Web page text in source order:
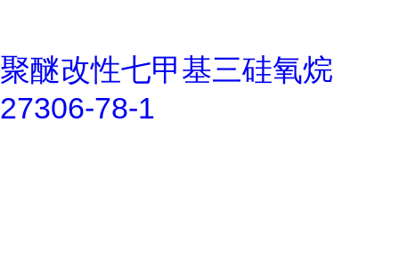
聚醚改性七甲基三硅氧烷
27306-78-1